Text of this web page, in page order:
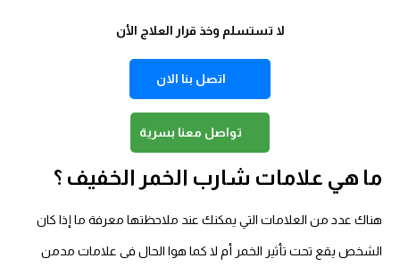
لا تستسلم وخذ قرار العلاج الأن
اتصل بنا الان
تواصل معنا بسرية
ما هي علامات شارب الخمر الخفيف ؟
هناك عدد من العلامات التي يمكنك عند ملاحظتها معرفة ما إذا كان
الشخص يقع تحت تأثير الخمر أم لا كما هوا الحال فى علامات مدمن